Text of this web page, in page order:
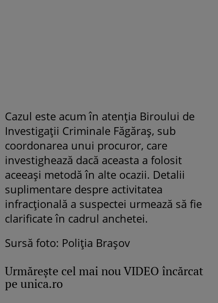
Cazul este acum în atenția Biroului de
Investigații Criminale Făgăraș, sub
coordonarea unui procuror, care
investighează dacă aceasta a folosit
aceeași metodă în alte ocazii. Detalii
suplimentare despre activitatea
infracțională a suspectei urmează să fie
clarificate în cadrul anchetei.
Sursă foto: Poliția Brașov
Urmăreşte cel mai nou VIDEO încărcat
pe unica.ro